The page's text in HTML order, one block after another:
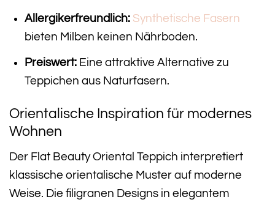
Allergikerfreundlich: Synthetische Fasern
bieten Milben keinen Nährboden.
Preiswert:Eine attraktive Alternative zu
Teppichen aus Naturfasern.
Orientalische Inspiration für modernes
Wohnen
Der Flat Beauty Oriental Teppich interpretiert
klassische orientalische Muster auf moderne
Weise. Die filigranen Designs in elegantem